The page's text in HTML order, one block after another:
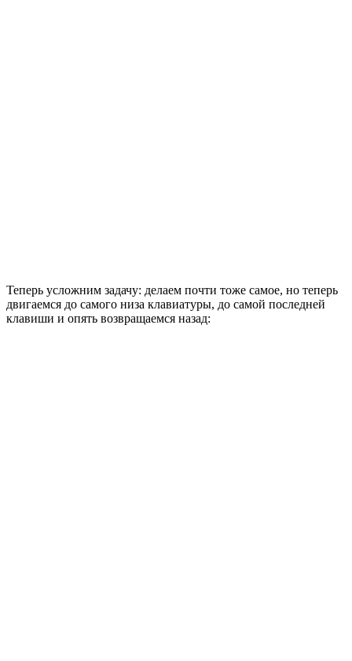
Теперь усложним задачу: делаем почти тоже самое, но теперь
двигаемся до самого низа клавиатуры, до самой последней
клавиши и опять возвращаемся назад: